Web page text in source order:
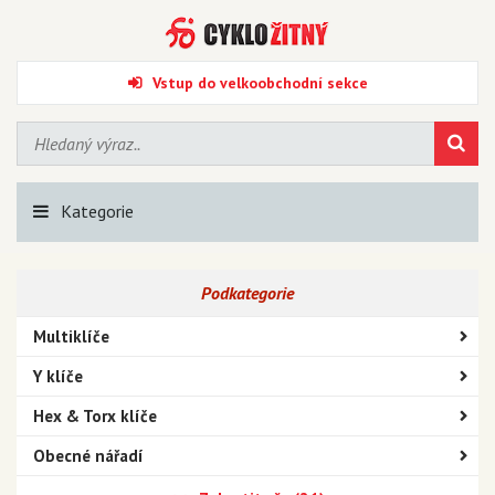
Vstup do velkoobchodní sekce
Kategorie
Podkategorie
Multiklíče
Y klíče
Hex & Torx klíče
Obecné nářadí